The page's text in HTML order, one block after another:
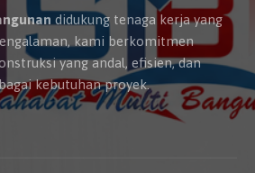
didukung tenaga kerja yang
kami berkomitmen
yang andal, efisien, dan
kebutuhan proyek.